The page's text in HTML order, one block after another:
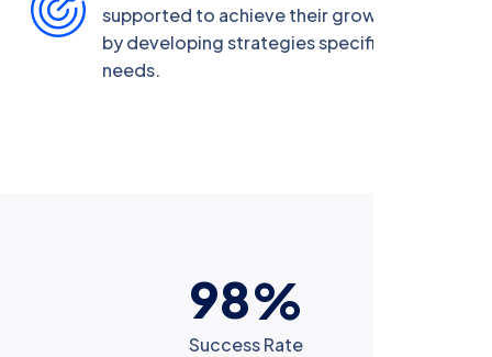
supported to achieve their growth targets
by developing strategies specific to their
needs.
98%
Success Rate